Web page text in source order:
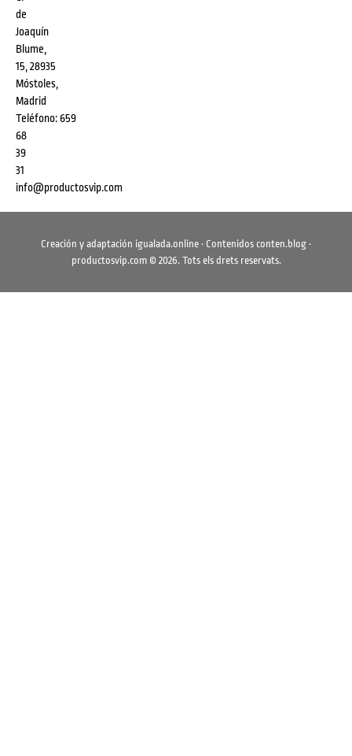
de
Joaquín
Blume,
15, 28935
Móstoles,
Madrid
Teléfono:659
68
39
31
info@productosvip.com
Creación y adaptación igualada.online · Contenidos conten.blog ·
productosvip.com© 2026. Tots els drets reservats.